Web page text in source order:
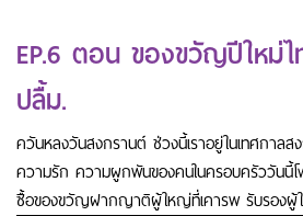
EP.6 ตอน ของขวัญปีใหม่
ปลื้ม.
ควันหลงวันสงกรานต์ ช่วงนี้เราอยู่ในเทศกาลส
ความรัก ความผูกพันของคนในครอบครัววันนี้โ
ซื้อของขวัญฝากญาติผู้ใหญ่ที่เคารพ รับรองผู้